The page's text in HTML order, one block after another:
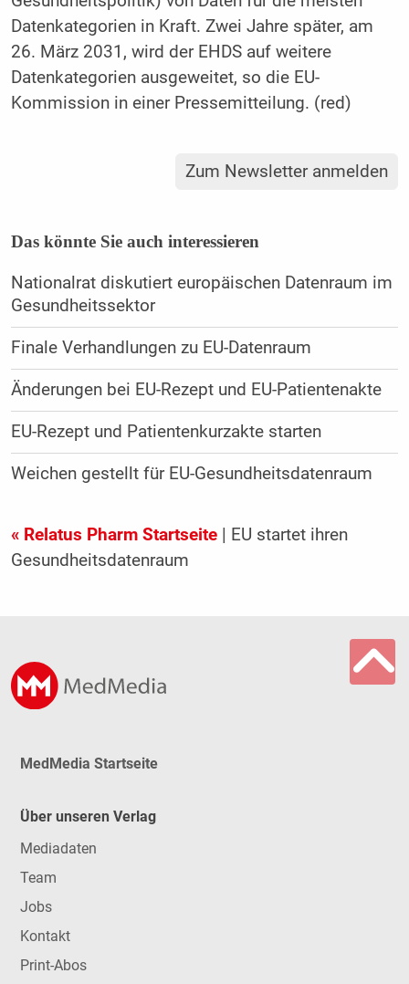
Datenkategorien in Kraft. Zwei Jahre später, am
26. März 2031, wird der EHDS auf weitere
Datenkategorien ausgeweitet, so die EU-
Kommission in einer Pressemitteilung. (red)
Zum Newsletter anmelden
Das könnte Sie auch interessieren
Nationalrat diskutiert europäischen Datenraum im
Gesundheitssektor
Finale Verhandlungen zu EU-Datenraum
Änderungen bei EU-Rezept und EU-Patientenakte
EU-Rezept und Patientenkurzakte starten
Weichen gestellt für EU-Gesundheitsdatenraum
« Relatus Pharm Startseite| EU startet ihren
Gesundheitsdatenraum
MedMedia Startseite
Über unseren Verlag
Mediadaten
Team
Jobs
Kontakt
Print-Abos